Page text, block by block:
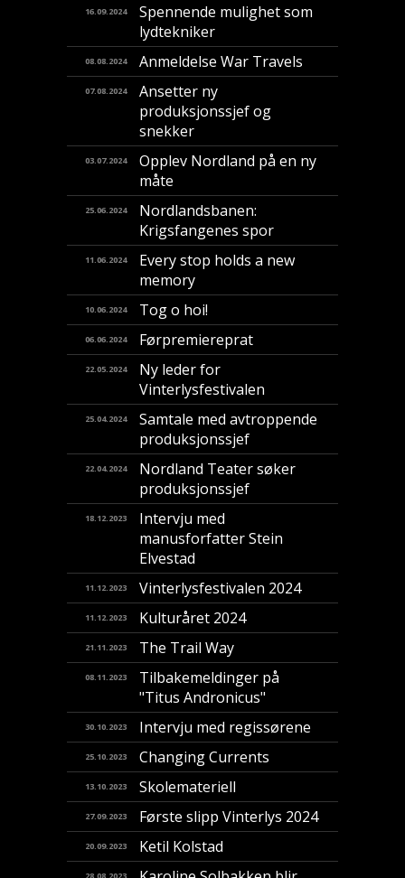
16.09.2024
Spennende mulighet som
lydtekniker
08.08.2024 Anmeldelse War Travels
07.08.2024
Ansetter ny
produksjonssjef og
snekker
03.07.2024
Opplev Nordland på en ny
måte
25.06.2024
Nordlandsbanen:
Krigsfangenes spor
11.06.2024
Every stop holds a new
memory
10.06.2024 Tog o hoi!
06.06.2024 Førpremiereprat
22.05.2024
Ny leder for
Vinterlysfestivalen
25.04.2024
Samtale med avtroppende
produksjonssjef
22.04.2024
Nordland Teater søker
produksjonssjef
18.12.2023
Intervju med
manusforfatter Stein
Elvestad
11.12.2023 Vinterlysfestivalen 2024
11.12.2023 Kulturåret 2024
21.11.2023 The Trail Way
08.11.2023
Tilbakemeldinger på
"Titus Andronicus"
30.10.2023 Intervju med regissørene
25.10.2023 Changing Currents
13.10.2023 Skolemateriell
27.09.2023 Første slipp Vinterlys 2024
20.09.2023 Ketil Kolstad
28.08.2023